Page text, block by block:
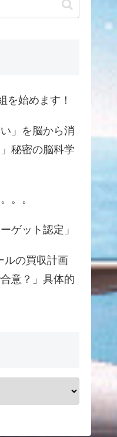
を始めます！
」を脳から消
秘密の脳科学
。。
ゲット認定」
ルの買収計画
意？」具体的